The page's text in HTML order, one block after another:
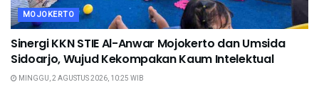
MOJOKERTO
Sinergi KKN STIE Al-Anwar Mojokerto dan Umsida
Sidoarjo, Wujud Kekompakan Kaum Intelektual
MINGGU, 2 AGUSTUS 2026, 10:25 WIB